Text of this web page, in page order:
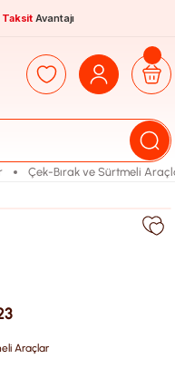
Taksit Avantajı
Çek-Bırak ve Sürtmeli
Araçlar